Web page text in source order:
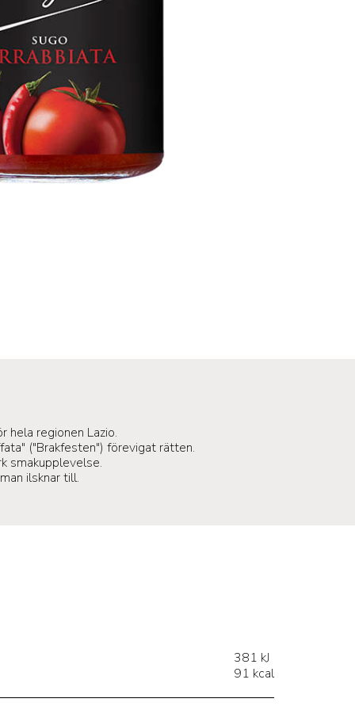
hela regionen Lazio.
("Brakfesten") förevigat rätten.
smakupplevelse.
ilsknar till.
381 kJ
91 kcal